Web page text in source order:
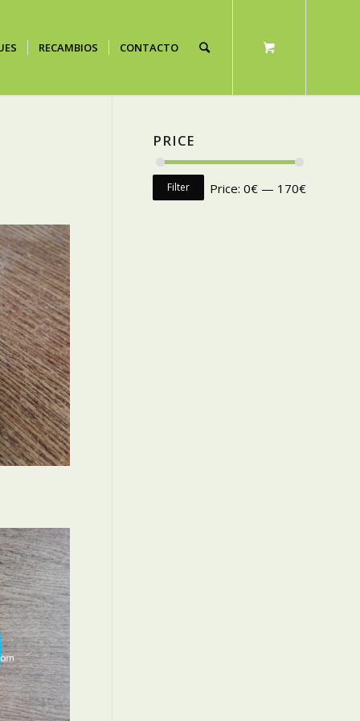
RECAMBIOS CONTACTO
PRICE
Filter Price: 0€ — 170€